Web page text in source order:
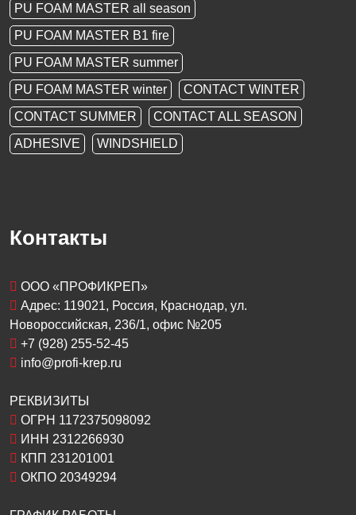
PU FOAM MASTER all season
PU FOAM MASTER B1 fire
PU FOAM MASTER summer
PU FOAM MASTER winter
CONTACT WINTER
CONTACT SUMMER
CONTACT ALL SEASON
ADHESIVE
WINDSHIELD
Контакты
OOO «ПРОФИКРЕП»
Адрес: 119021, Россия, Краснодар, ул.
Новороссийская, 236/1, офис №205
+7 (928) 255-52-45
info@profi-krep.ru
РЕКВИЗИТЫ
ОГРН 1172375098092
ИНН 2312266930
КПП 231201001
ОКПО 20349294